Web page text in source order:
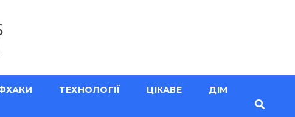
ТЕХНОЛОГІЇ ЦІКАВЕ ДІМ